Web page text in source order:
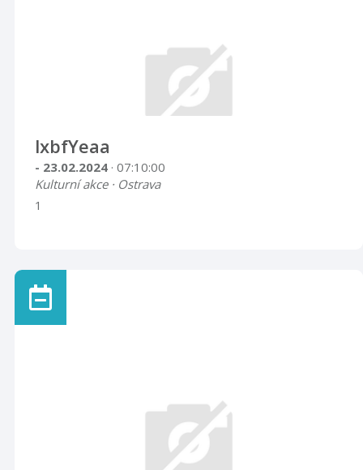
lxbfYeaa
- 23.02.2024 · 07:10:00
Kulturní akce · Ostrava
1